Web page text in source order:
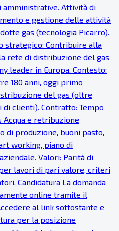
amministrative. Attività di
e gestione delle attività
gas (tecnologia Picarro).
strategico: Contribuire alla
rete di distribuzione del gas
leader in Europa. Contesto:
180 anni, oggi primo
del gas (oltre
di clienti). Contratto: Tempo
Acqua e retribuzione
di produzione, buoni pasto,
working, piano di
Valori: Parità di
lavori di pari valore, criteri
Candidatura La domanda
online tramite il
al link sottostante e
per la posizione